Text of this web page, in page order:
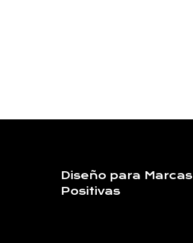
Diseño para Marcas
Positivas